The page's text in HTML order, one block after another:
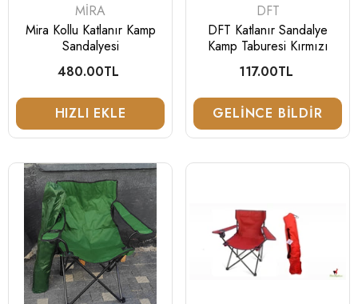
SATICI:
MIRA
Mira Kollu Katlanır Kamp
Sandalyesi
Normal
480.00TL
HIZLI EKLE
SATICI:
DFT
DFT Katlanır Sandalye
Kamp Taburesi Kırmızı
Normal
117.00TL
GELINCE BILDIR